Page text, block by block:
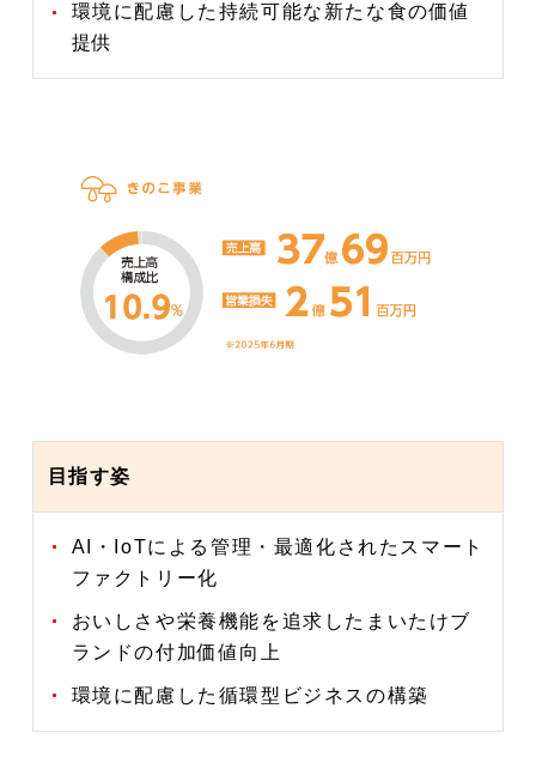
環境に配慮した持続可能な新たな食の価値
提供
目指す姿
AI・IoTによる管理・最適化されたスマート
ファクトリー化
おいしさや栄養機能を追求したまいたけブ
ランドの付加価値向上
環境に配慮した循環型ビジネスの構築